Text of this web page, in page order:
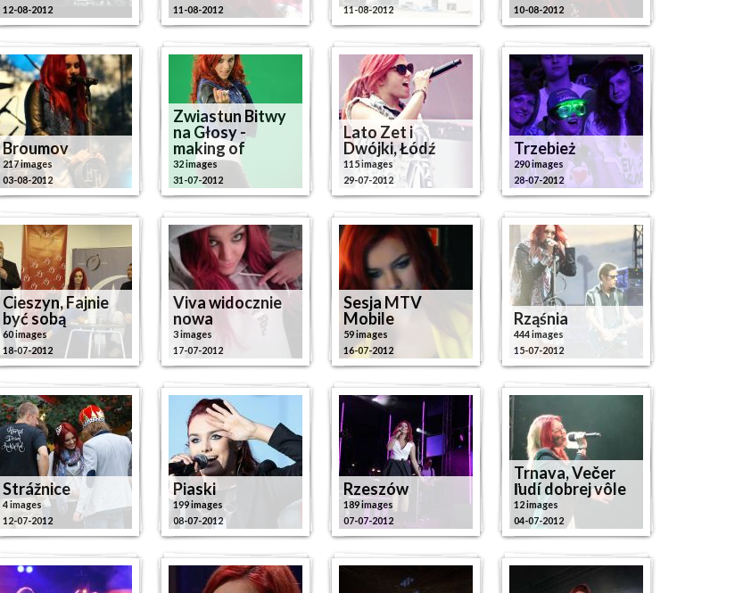
12-08-2012
11-08-2012
11-08-2012
10-08-2012
Broumov
217 images
03-08-2012
Zwiastun Bitwy
na Głosy -
making of
32 images
31-07-2012
Lato Zet i
Dwójki, Łódź
115 images
29-07-2012
Trzebież
290 images
28-07-2012
Cieszyn, Fajnie
być sobą
60 images
18-07-2012
Viva widocznie
nowa
3 images
17-07-2012
Sesja MTV
Mobile
59 images
16-07-2012
Rząśnia
444 images
15-07-2012
Strážnice
4 images
12-07-2012
Piaski
199 images
08-07-2012
Rzeszów
189 images
07-07-2012
Trnava, Večer
ľudí dobrej vôle
12 images
04-07-2012